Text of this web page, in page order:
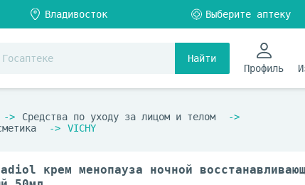
Найти
Профиль
Средства по уходу за лицом и телом
VICHY
крем менопауза ночной